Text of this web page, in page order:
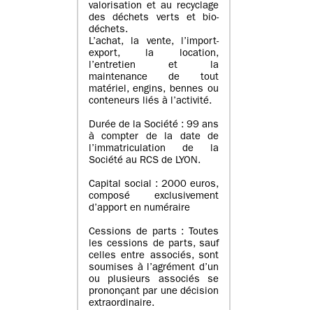
valorisation et au recyclage
des déchets verts et bio-
déchets.
L’achat, la vente, l’import-
export, la location,
l’entretien et la
maintenance de tout
matériel, engins, bennes ou
conteneurs liés à l’activité.
Durée de la Société : 99 ans
à compter de la date de
l’immatriculation de la
Société au RCS de LYON.
Capital social : 2000 euros,
composé exclusivement
d’apport en numéraire
Cessions de parts : Toutes
les cessions de parts, sauf
celles entre associés, sont
soumises à l’agrément d’un
ou plusieurs associés se
prononçant par une décision
extraordinaire.